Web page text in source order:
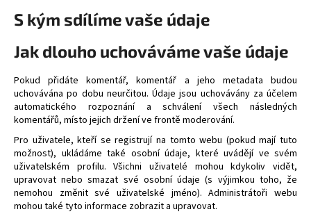
S kým sdílíme vaše údaje
Jak dlouho uchováváme vaše údaje
Pokud přidáte komentář, komentář a jeho metadata budou
uchovávána po dobu neurčitou. Údaje jsou uchovávány za účelem
automatického rozpoznání a schválení všech následných
komentářů, místo jejich držení ve frontě moderování.
Pro uživatele, kteří se registrují na tomto webu (pokud mají tuto
možnost), ukládáme také osobní údaje, které uvádějí ve svém
uživatelském profilu. Všichni uživatelé mohou kdykoliv vidět,
upravovat nebo smazat své osobní údaje (s výjimkou toho, že
nemohou změnit své uživatelské jméno). Administrátoři webu
mohou také tyto informace zobrazit a upravovat.